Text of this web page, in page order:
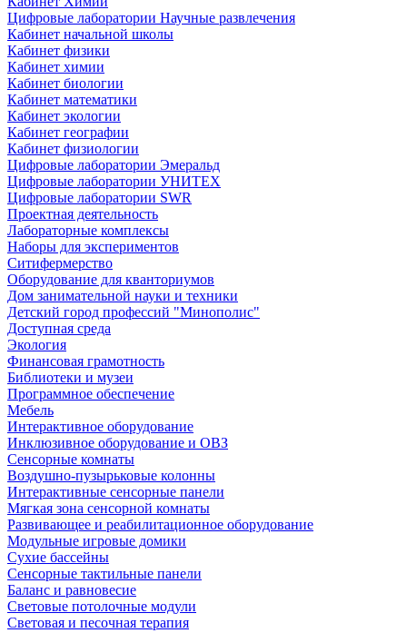
Цифровые лаборатории Научные развлечения
Кабинет начальной школы
Кабинет физики
Кабинет химии
Кабинет биологии
Кабинет математики
Кабинет экологии
Кабинет географии
Кабинет физиологии
Цифровые лаборатории Эмеральд
Цифровые лаборатории УНИТЕХ
Цифровые лаборатории SWR
Проектная деятельность
Лабораторные комплексы
Наборы для экспериментов
Ситифермерство
Оборудование для кванториумов
Дом занимательной науки и техники
Детский город профессий "Минополис"
Доступная среда
Экология
Финансовая грамотность
Библиотеки и музеи
Программное обеспечение
Мебель
Интерактивное оборудование
Инклюзивное оборудование и ОВЗ
Cенсорные комнаты
Воздушно-пузырьковые колонны
Интерактивные сенсорные панели
Мягкая зона сенсорной комнаты
Развивающее и реабилитационное оборудование
Модульные игровые домики
Сухие бассейны
Сенсорные тактильные панели
Баланс и равновесие
Световые потолочные модули
Световая и песочная терапия